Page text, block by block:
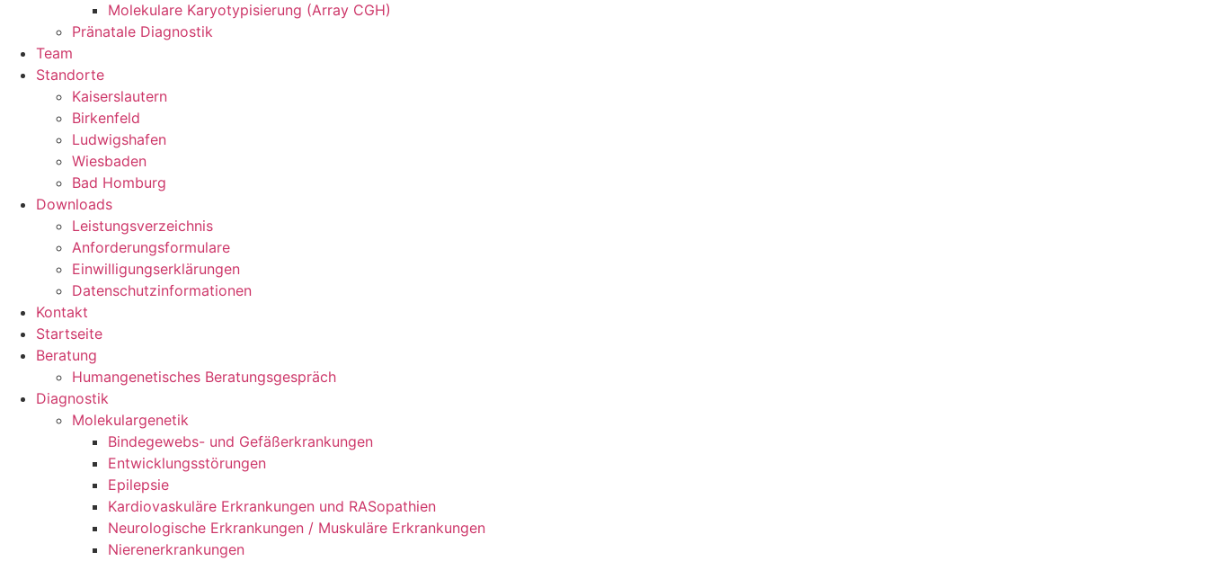
Molekulare Karyotypisierung (Array CGH)
Pränatale Diagnostik
Team
Standorte
Kaiserslautern
Birkenfeld
Ludwigshafen
Wiesbaden
Bad Homburg
Downloads
Leistungsverzeichnis
Anforderungsformulare
Einwilligungserklärungen
Datenschutzinformationen
Kontakt
Startseite
Beratung
Humangenetisches Beratungsgespräch
Diagnostik
Molekulargenetik
Bindegewebs- und Gefäßerkrankungen
Entwicklungsstörungen
Epilepsie
Kardiovaskuläre Erkrankungen und RASopathien
Neurologische Erkrankungen / Muskuläre Erkrankungen
Nierenerkrankungen